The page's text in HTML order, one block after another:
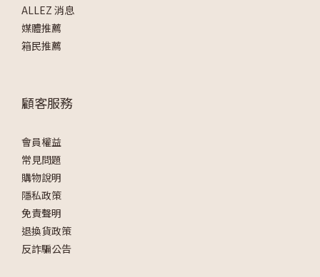
ALLEZ 消息
媒體推薦
箱民推薦
顧客服務
會員權益
常見問題
購物說明
隱私政策
免責聲明
退換貨政策
反詐騙公告